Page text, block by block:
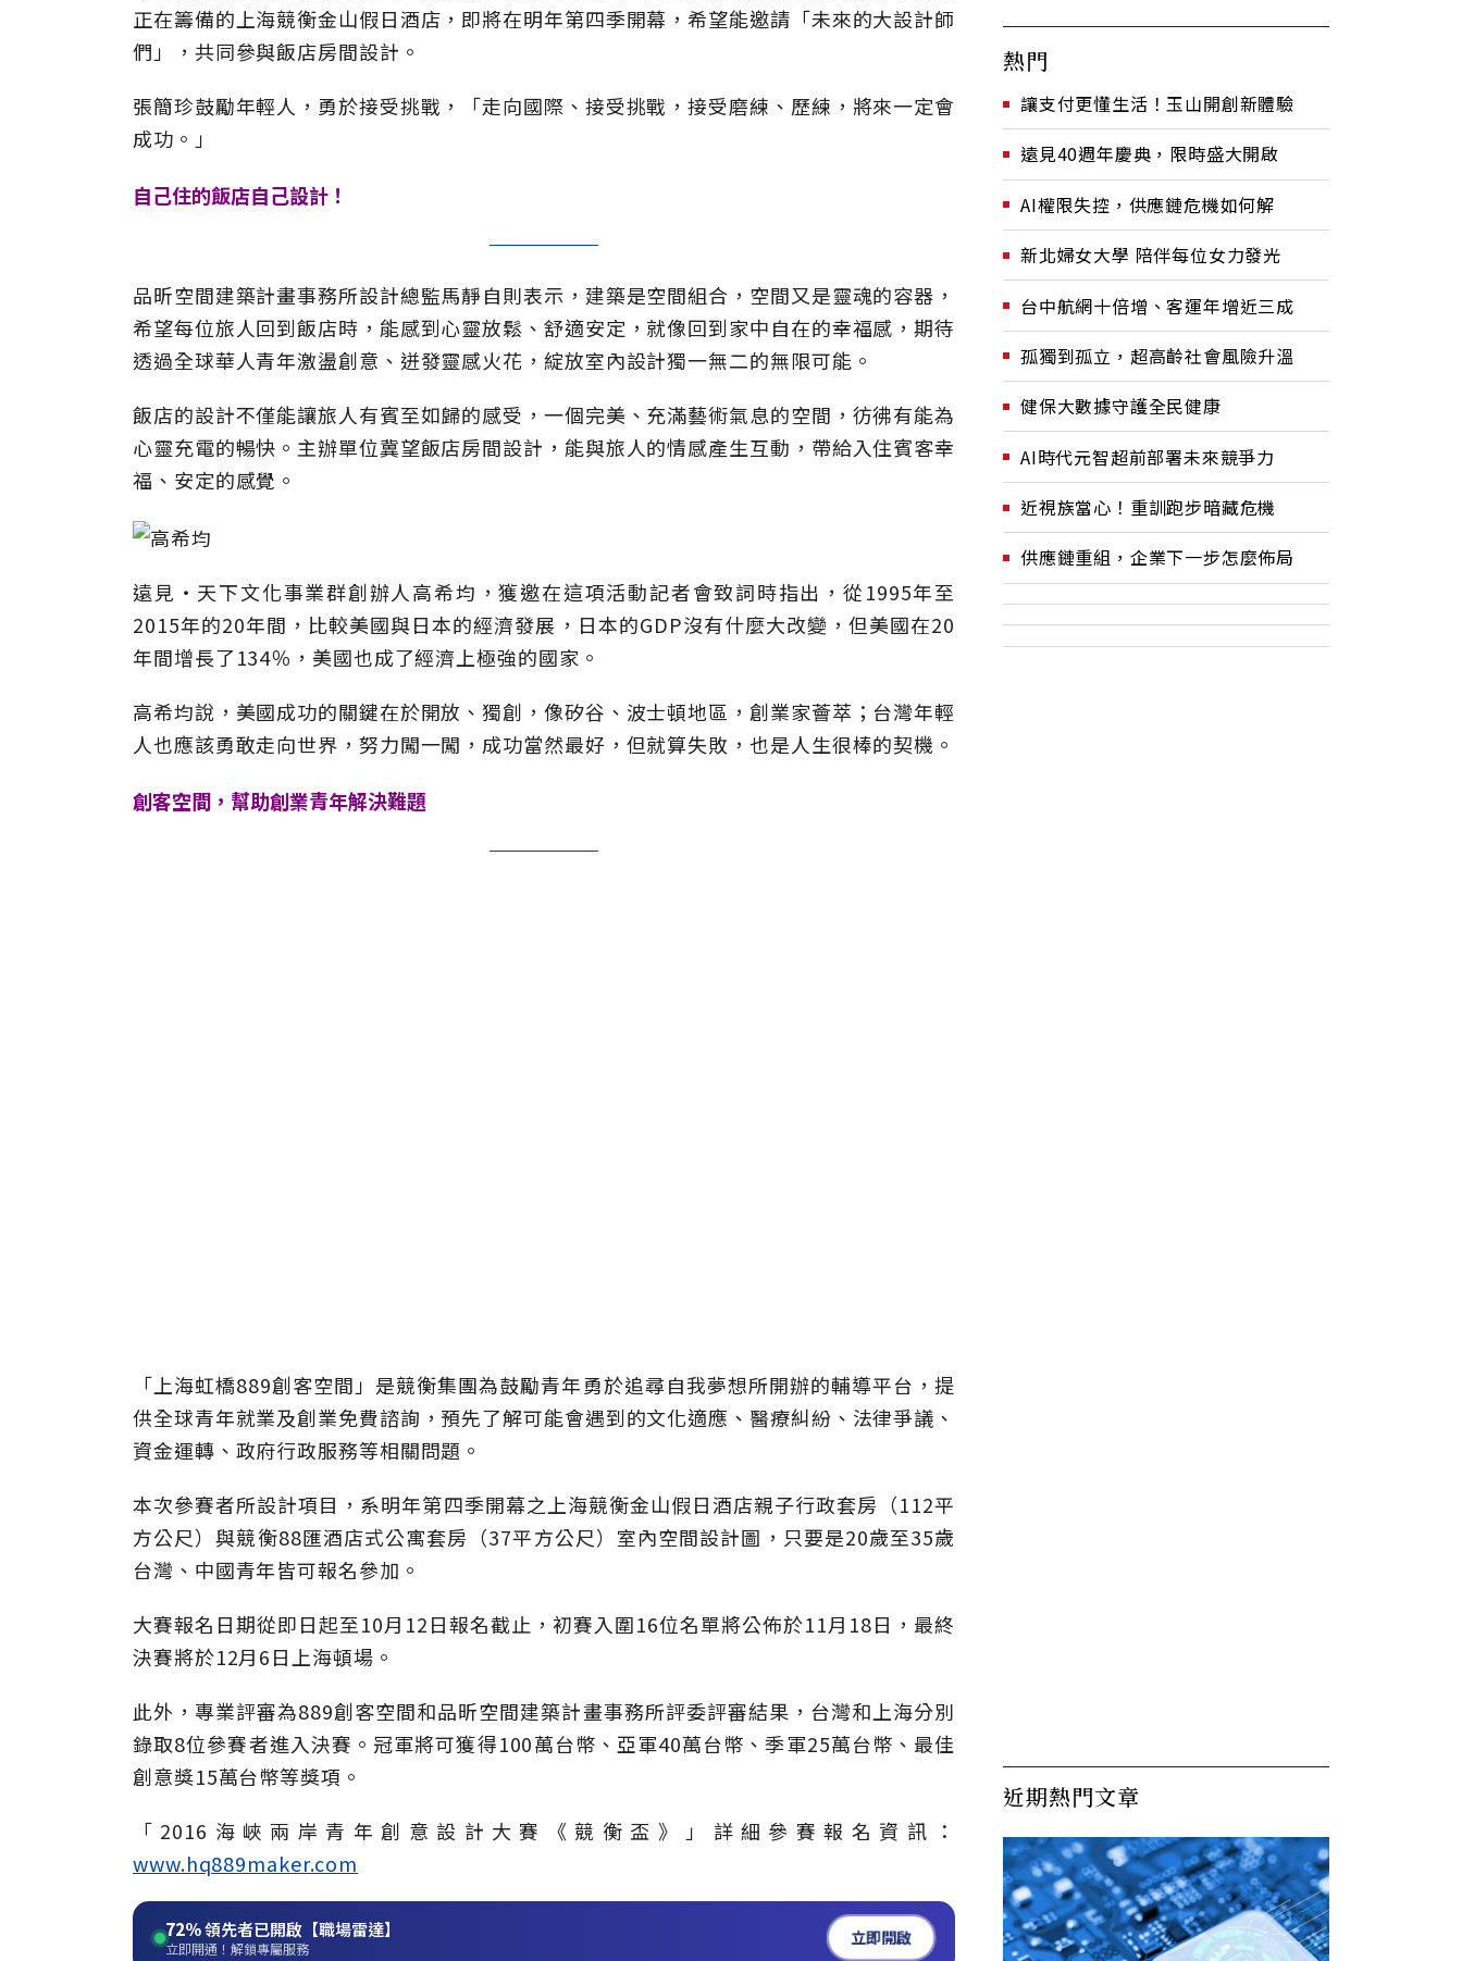
正在籌備的上海競衡金山假日酒店，即將在明年第四季開幕，希望能邀請「未來的大設計師
們」，共同參與飯店房間設計。
張簡珍鼓勵年輕人，勇於接受挑戰，「走向國際、接受挑戰，接受磨練、歷練，將來一定會
成功。」
自己住的飯店自己設計！
品昕空間建築計畫事務所設計總監馬靜自則表示，建築是空間組合，空間又是靈魂的容器，
希望每位旅人回到飯店時，能感到心靈放鬆、舒適安定，就像回到家中自在的幸福感，期待
透過全球華人青年激盪創意、迸發靈感火花，綻放室內設計獨一無二的無限可能。
飯店的設計不僅能讓旅人有賓至如歸的感受，一個完美、充滿藝術氣息的空間，彷彿有能為
心靈充電的暢快。主辦單位冀望飯店房間設計，能與旅人的情感產生互動，帶給入住賓客幸
福、安定的感覺。
遠見‧天下文化事業群創辦人高希均，獲邀在這項活動記者會致詞時指出，從1995年至
2015年的20年間，比較美國與日本的經濟發展，日本的GDP沒有什麼大改變，但美國在20
年間增長了134％，美國也成了經濟上極強的國家。
高希均說，美國成功的關鍵在於開放、獨創，像矽谷、波士頓地區，創業家薈萃；台灣年輕
人也應該勇敢走向世界，努力闖一闖，成功當然最好，但就算失敗，也是人生很棒的契機。
創客空間，幫助創業青年解決難題
「上海虹橋889創客空間」是競衡集團為鼓勵青年勇於追尋自我夢想所開辦的輔導平台，提
供全球青年就業及創業免費諮詢，預先了解可能會遇到的文化適應、醫療糾紛、法律爭議、
資金運轉、政府行政服務等相關問題。
本次參賽者所設計項目，系明年第四季開幕之上海競衡金山假日酒店親子行政套房（112平
方公尺）與競衡88匯酒店式公寓套房（37平方公尺）室內空間設計圖，只要是20歲至35歲
台灣、中國青年皆可報名參加。
大賽報名日期從即日起至10月12日報名截止，初賽入圍16位名單將公佈於11月18日，最終
決賽將於12月6日上海頓場。
此外，專業評審為889創客空間和品昕空間建築計畫事務所評委評審結果，台灣和上海分別
錄取8位參賽者進入決賽。冠軍將可獲得100萬台幣、亞軍40萬台幣、季軍25萬台幣、最佳
創意獎15萬台幣等獎項。
「2016海峽兩岸青年創意設計大賽《競衡盃》」詳細參賽報名資訊：
www.hq889maker.com
72%領先者已開啟【職場雷達】
立即開通！解鎖專屬服務
立即開啟
熱門
讓支付更懂生活！玉山開創新體驗
遠見40週年慶典，限時盛大開啟
AI權限失控，供應鏈危機如何解
新北婦女大學 陪伴每位女力發光
台中航網十倍增、客運年增近三成
孤獨到孤立，超高齡社會風險升溫
健保大數據守護全民健康
AI時代元智超前部署未來競爭力
近視族當心！重訓跑步暗藏危機
供應鏈重組，企業下一步怎麼佈局
近期熱門文章